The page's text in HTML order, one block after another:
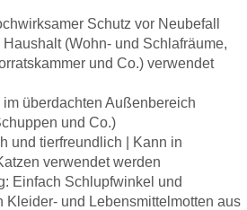
Schutz vor Neubefall
(Wohn- und Schlafräume,
und Co.) verwendet
überdachten Außenbereich
und Co.)
und tierfreundlich | Kann in
verwendet werden
Einfach Schlupfwinkel und
Kleider- und Lebensmittelmotten aus